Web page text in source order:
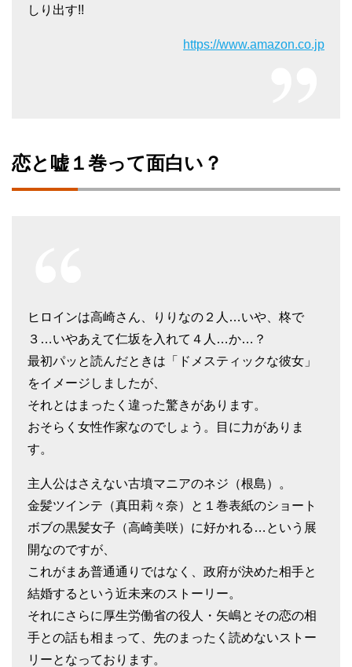
しり出す!!
https://www.amazon.co.jp
恋と嘘１巻って面白い？
ヒロインは高崎さん、りりなの２人…いや、柊で
３…いやあえて仁坂を入れて４人…か…？
最初パッと読んだときは「ドメスティックな彼女」
をイメージしましたが、
それとはまったく違った驚きがあります。
おそらく女性作家なのでしょう。目に力がありま
す。
主人公はさえない古墳マニアのネジ（根島）。
金髪ツインテ（真田莉々奈）と１巻表紙のショート
ボブの黒髪女子（高崎美咲）に好かれる…という展
開なのですが、
これがまあ普通通りではなく、政府が決めた相手と
結婚するという近未来のストーリー。
それにさらに厚生労働省の役人・矢嶋とその恋の相
手との話も相まって、先のまったく読めないストー
リーとなっております。